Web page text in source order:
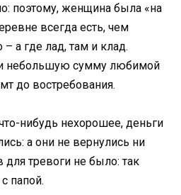
поэтому, женщина была «на
всегда есть, чем
а где лад, там и клад.
небольшую сумму любимой
до востребования.
нибудь нехорошее, деньги
а они не вернулись ни
для тревоги не было: так
папой.